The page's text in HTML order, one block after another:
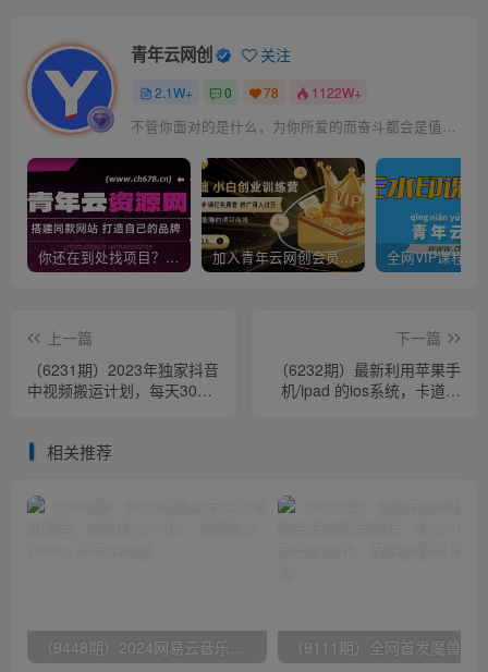
青年云网创 关注
2.1W+ 0 78 1122W+
不管你面对的是什么，为你所爱的而奋斗都会是值得的
你还在到处找项目？还在当韭菜？我靠卖项目一个月收入5万+，曾经我也是个失败者。 加入青年云网创会员，全站资源免费学习。加入高级合伙人，推广日入1000+
上一篇
（6231期）2023年独家抖音
中视频搬运计划，每天30分
下一篇
（6232期）最新利用苹果手
机/ipad 的ios系统，卡道具
相关推荐